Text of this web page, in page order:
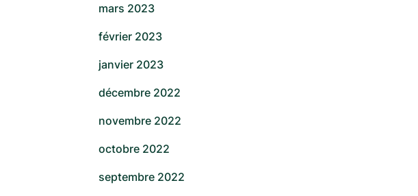
mars 2023
février 2023
janvier 2023
décembre 2022
novembre 2022
octobre 2022
septembre 2022